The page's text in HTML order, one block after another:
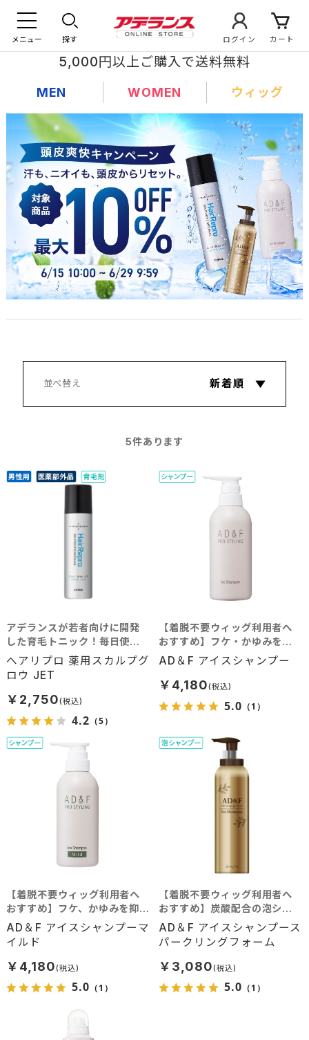
メニュー 探す ログイン カート
5,000円以上ご購入で送料無料
MEN WOMEN ウィッグ
5件あります
へアリプロ 薬用スカルプグ
ロウ JET
アデランスが若者向けに開発
した育毛トニック！毎日使え
る育毛剤がジェット式で登
場！20代や30代前半から始め
る薄毛対策で今すぐ予防！
￥2,750
4.2 （5）
AD＆F アイスシャンプー
【着脱不要ウィッグ利用者へ
おすすめ】フケ・かゆみを防
ぎ、さっぱりとした仕上がりに
￥4,180
5.0 （1）
AD＆F アイスシャンプーマ
イルド
【着脱不要ウィッグ利用者へ
おすすめ】フケ、かゆみを抑
え、自然なツヤとうるおいを
守り、リッチ感のある髪に仕上
げます。
￥4,180
5.0 （1）
AD＆F アイスシャンプース
パークリングフォーム
【着脱不要ウィッグ利用者へ
おすすめ】炭酸配合の泡シャ
ンプー
￥3,080
5.0 （1）